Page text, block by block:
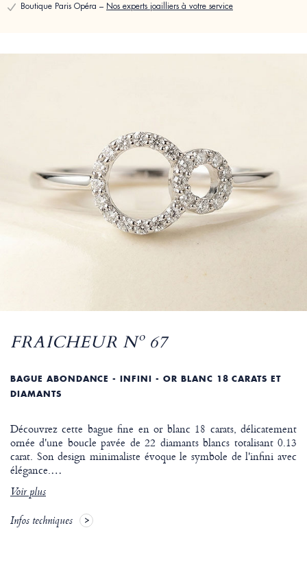
Boutique Paris Opéra – Nos experts joailliers à votre service
FRAICHEUR Nº 67
BAGUE ABONDANCE - INFINI - OR BLANC 18 CARATS ET
DIAMANTS
Découvrez cette bague fine en or blanc 18 carats, délicatement
ornée d'une boucle pavée de 22 diamants blancs totalisant 0.13
carat. Son design minimaliste évoque le symbole de l'infini avec
élégance.…
Voir plus
Infos techniques